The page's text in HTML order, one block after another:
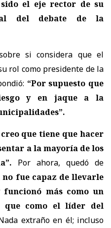
el eje rector de su
del debate de la
si considera que el
rol como presidente de la
“Por supuesto que
y en jaque a la
creo que tiene que hacer
a la mayoría de los
Por ahora, quedó de
no fue capaz de llevarle
más como un
que como el líder del
extraño en él; incluso